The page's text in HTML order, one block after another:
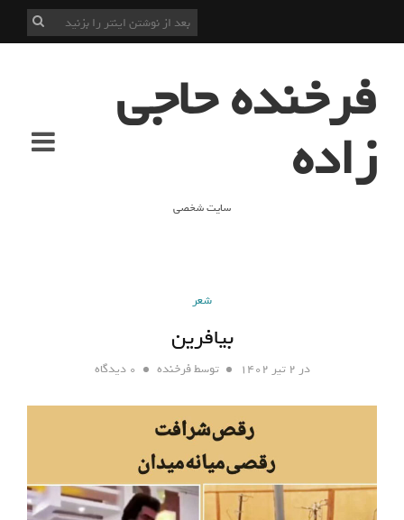
فرخنده حاجی
زاده
سایت شخصی
شعر
بیافرین
در توسطفرخنده ۰ دیدگاه